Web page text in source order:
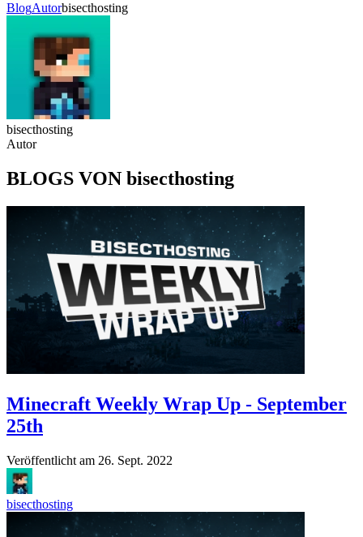
BlogAutorbisecthosting
bisecthosting
Autor
BLOGS VON bisecthosting
Minecraft Weekly Wrap Up - September
25th
Veröffentlicht am 26. Sept. 2022
bisecthosting